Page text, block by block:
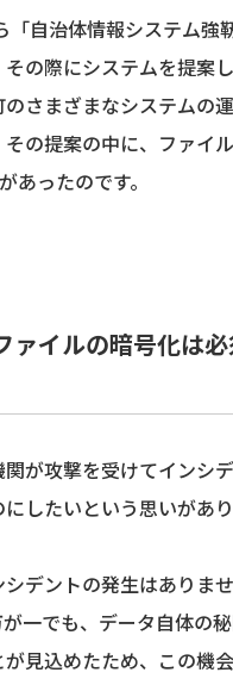
「自治体情報システム強
の際にシステムを提案
さまざまなシステムの
の提案の中に、ファイ
あったのです。
ァイルの暗号化は
が攻撃を受けてインシ
したいという思いがあ
デントの発生はありま
一でも、データ自体の
見込めたため、この機